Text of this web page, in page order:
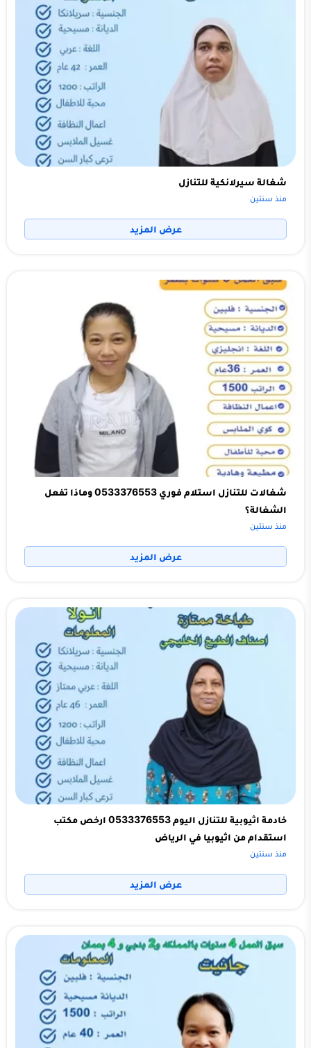
شغالة سيرلانكية للتنازل
منذ سنتين
عرض المزيد
شغالات للتنازل استلام فوري 0533376553 وماذا تفعل
الشغالة؟
منذ سنتين
عرض المزيد
خادمة اثيوبية للتنازل اليوم 0533376553 ارخص مكتب
استقدام من اثيوبيا في الرياض
منذ سنتين
عرض المزيد